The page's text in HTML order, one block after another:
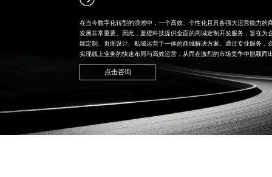
在当今数字化转型的浪潮中，一个高效、个性化且具备强大运营能力的
发展非常重要。因此，蓝橙科技提供全面的商城定制开发服务，旨在为
能定制、页面设计、私域运营于一体的商城解决方案。通过专业服务，
实现线上业务的快速布局与高效运营，从而在激烈的市场竞争中脱颖而
点击咨询